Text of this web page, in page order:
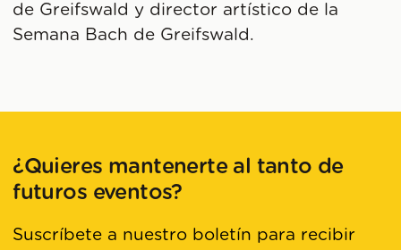
de Greifswald y director artístico de la
Semana Bach de Greifswald.
¿Quieres mantenerte al tanto de
futuros eventos?
Suscríbete a nuestro boletín para recibir